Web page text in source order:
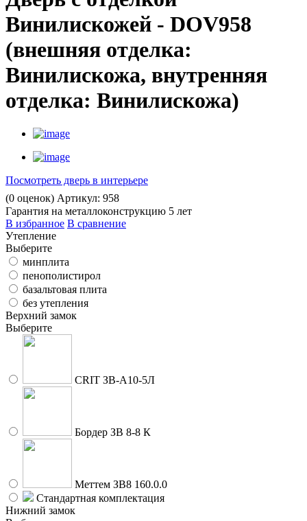
Винилискожей - DOV958
(внешняя отделка:
Винилискожа, внутренняя
отделка: Винилискожа)
Посмотреть дверь в интерьере
(0 оценок) Артикул: 958
Гарантия на металлоконструкцию 5 лет
В избранное В сравнение
Утепление
Выберите
минплита
пенополистирол
базальтовая плита
без утепления
Верхний замок
Выберите
CRIT ЗВ-A10-5Л
Бордер ЗВ 8-8 К
Меттем ЗВ8 160.0.0
Стандартная комплектация
Нижний замок